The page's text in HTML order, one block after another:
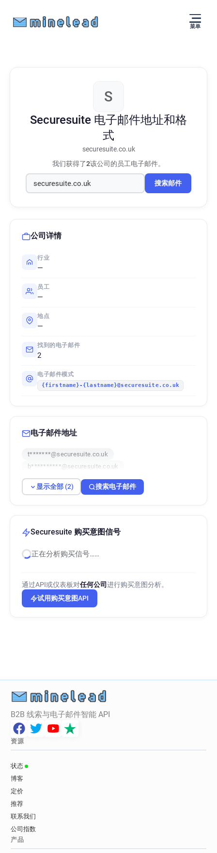
菜单
S
Securesuite 电子邮件地址和格
式
securesuite.co.uk
我们获得了2该公司的员工电子邮件。
搜索邮件
公司详情
行业
—
员工
—
地点
—
找到的电子邮件
2
电子邮件模式
{firstname}-{lastname}@securesuite.co.uk
电子邮件地址
t*******@securesuite.co.uk
b**********@securesuite.co.uk
显示全部 (2) 搜索电子邮件
Securesuite 购买意图信号
正在分析购买信号……
通过API或仪表板对任何公司进行购买意图分析。
试用购买意图API
B2B 线索与电子邮件智能 API
资源
状态
博客
定价
推荐
联系我们
公司指数
产品